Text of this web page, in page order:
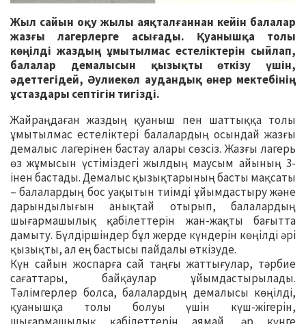
Жыл сайын оқу жылы аяқталғаннан кейін балалар
жазғы лагерлерге асығады. Қуанышқа толы
көңілді жаздың ұмытылмас естеліктерін сыйлап,
балалар демалысын қызықты өткізу үшін,
әдеттегідей, Әулиекөл аудандық өнер мектебінің
ұстаздары септігін тигізді.
Жайраңдаған жаздың қуаныш пен шаттыққа толы
ұмытылмас естеліктері балалардың осындай жазғы
демалыс лагерінен бастау алары сөзсіз. Жазғы лагерь
өз жұмысын үстіміздегі жылдың маусым айының 3-
інен бастады. Демалыс қызықтарының басты мақсаты
– балалардың бос уақытын тиімді ұйымдастыру және
дарындылығын анықтай отырып, балалардың
шығармашылық қабілеттерін жан-жақты бағытта
дамыту. Бүлдіршіндер бұл жерде күндерін көңілді әрі
қызықты, ал ең бастысы пайдалы өткізуде.
Күн сайын жоспарға сай таңғы жаттығулар, тәрбие
сағаттары, байқаулар ұйымдастырылады.
Тәлімгерлер болса, балалардың демалысы көңілді,
қуанышқа толы болуы үшін күш-жігерін,